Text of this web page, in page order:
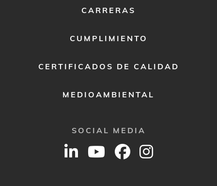
CARRERAS
CUMPLIMIENTO
CERTIFICADOS DE CALIDAD
MEDIOAMBIENTAL
SOCIAL MEDIA